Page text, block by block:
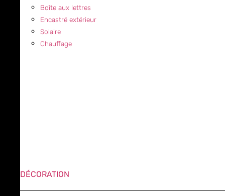
Boîte aux lettres
Encastré extérieur
Solaire
Chauffage
DÉCORATION